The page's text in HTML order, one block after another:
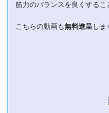
筋力のバランスを良くするこ
こちらの動画も無料進呈しま